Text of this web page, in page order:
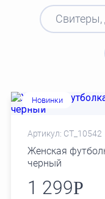
Новинки
Артикул: СТ_10542
Женская
черный
1 299Р